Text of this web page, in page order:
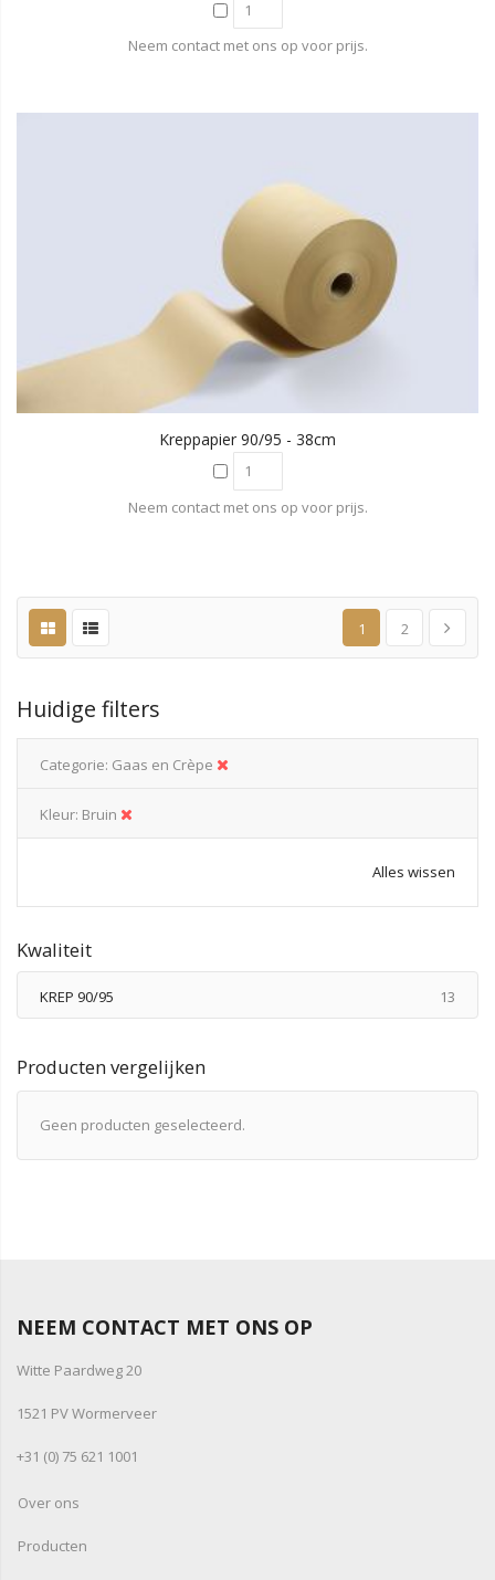
Neem contact met ons op voor prijs.
Kreppapier 90/95 - 38cm
Neem contact met ons op voor prijs.
1 2
Huidige filters
Categorie Gaas en Crèpe
Kleur Bruin
Alles wissen
Kwaliteit
KREP 90/95 13
Producten vergelijken
Geen producten geselecteerd.
NEEM CONTACT MET ONS OP
Witte Paardweg 20
1521 PV Wormerveer
+31 (0) 75 621 1001
Over ons
Producten